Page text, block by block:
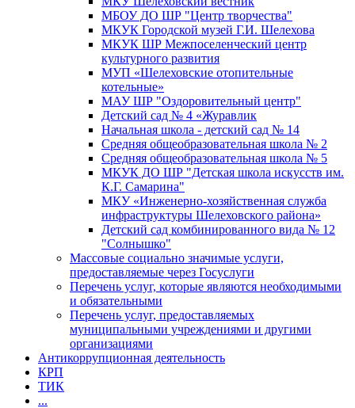
МБОУ ДО ШР "Центр творчества"
МКУК Городской музей Г.И. Шелехова
МКУК ШР Межпоселенческий центр
культурного развития
МУП «Шелеховские отопительные
котельные»
МАУ ШР "Оздоровительный центр"
Детский сад № 4 «Журавлик
Начальная школа - детский сад № 14
Средняя общеобразовательная школа № 2
Средняя общеобразовательная школа № 5
МКУК ДО ШР "Детская школа искусств им.
К.Г. Самарина"
МКУ «Инженерно-хозяйственная служба
инфраструктуры Шелеховского района»
Детский сад комбинированного вида № 12
"Солнышко"
Массовые социально значимые услуги,
предоставляемые через Госуслуги
Перечень услуг, которые являются необходимыми
и обязательными
Перечень услуг, предоставляемых
муниципальными учреждениями и другими
организациями
Антикоррупционная деятельность
КРП
ТИК
...